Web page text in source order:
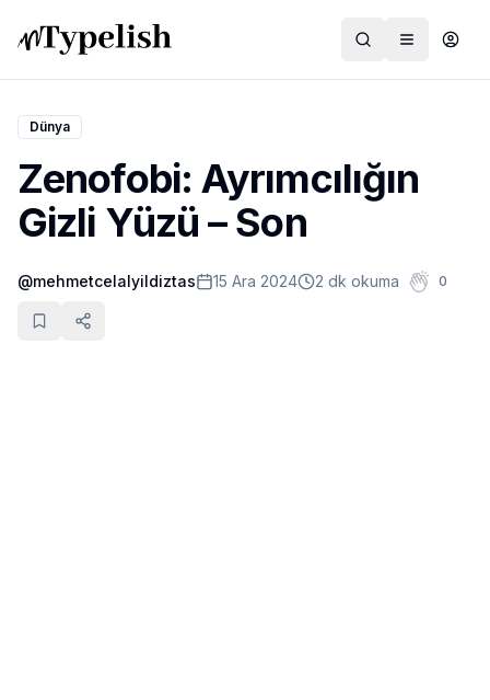
Dünya
Film ve Dizi
Kültür ve Sanat
Sağlık
Dünya
Zenofobi: Ayrımcılığın
Gizli Yüzü – Son
@mehmetcelalyildiztas 15 Ara 2024 2 dk okuma 0